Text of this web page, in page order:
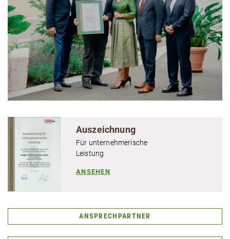
Aus­zeich­nung
Für unternehmerische
Leistung
ANSEHEN
ANSPRECH­PART­NER